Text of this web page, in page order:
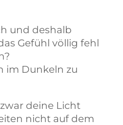
und deshalb
Gefühl völlig fehl
im Dunkeln zu
deine Licht
nicht auf dem